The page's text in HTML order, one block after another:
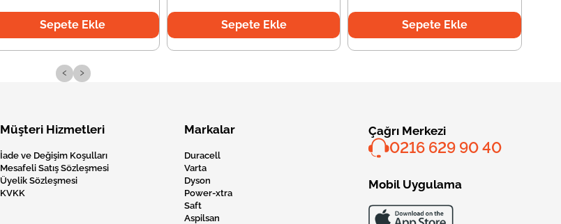
Sepete Ekle Sepete Ekle Sepete Ekle
‹ ›
Müşteri Hizmetleri
İade ve Değişim Koşulları
Mesafeli Satış Sözleşmesi
Üyelik Sözleşmesi
KVKK
Markalar
Duracell
Varta
Dyson
Power-xtra
Saft
Aspilsan
Çağrı Merkezi
0216 629 90 40
Mobil Uygulama